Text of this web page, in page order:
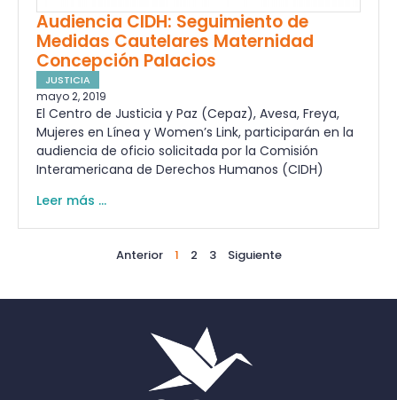
Audiencia CIDH: Seguimiento de
Medidas Cautelares Maternidad
Concepción Palacios
JUSTICIA
mayo 2, 2019
El Centro de Justicia y Paz (Cepaz), Avesa, Freya,
Mujeres en Línea y Women’s Link, participarán en la
audiencia de oficio solicitada por la Comisión
Interamericana de Derechos Humanos (CIDH)
Leer más ...
Anterior 1 2 3 Siguiente